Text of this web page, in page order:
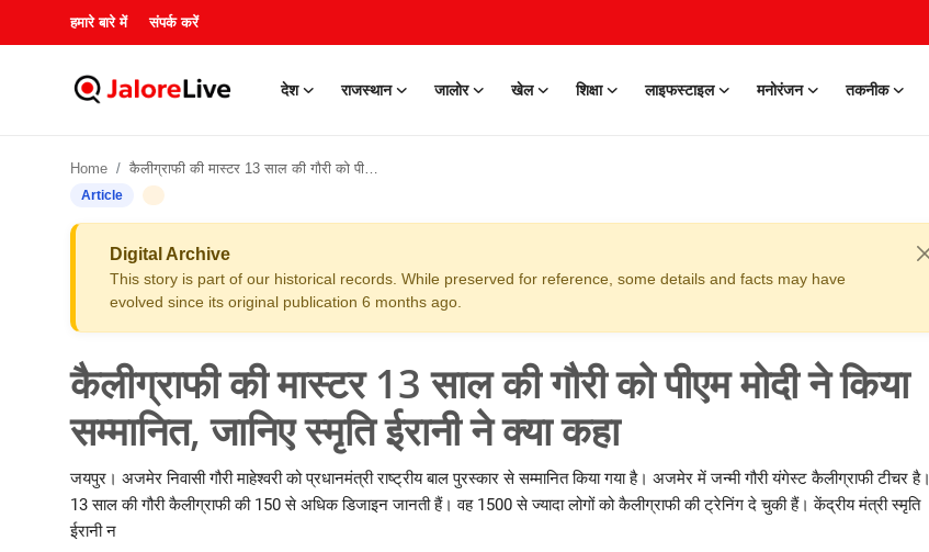
हमारे बारे में संपर्क करें
देश राजस्थान जालोर खेल शिक्षा लाइफस्टाइल मनोरंजन तकनीक
लाइफस्टाइल
Home कैलीग्राफी की मास्टर 13 साल की गौरी को पीएम मोदी ने किया सम्मानित, जानिए स्मृति ईरानी ने क्या कहा
Article
Digital Archive
This story is part of our historical records. While preserved for reference, some details and facts may have
evolved since its original publication 6 months ago.
कैलीग्राफी की मास्टर 13 साल की गौरी को पीएम मोदी ने किया
सम्मानित, जानिए स्मृति ईरानी ने क्या कहा
जयपुर। अजमेर निवासी गौरी माहेश्वरी को प्रधानमंत्री राष्ट्रीय बाल पुरस्कार से सम्मानित किया गया है। अजमेर में जन्मी गौरी यंगेस्ट कैलीग्राफी टीचर है।
13 साल की गौरी कैलीग्राफी की 150 से अधिक डिजाइन जानती हैं। वह 1500 से ज्यादा लोगों को कैलीग्राफी की ट्रेनिंग दे चुकी हैं। केंद्रीय मंत्री स्मृति
ईरानी न